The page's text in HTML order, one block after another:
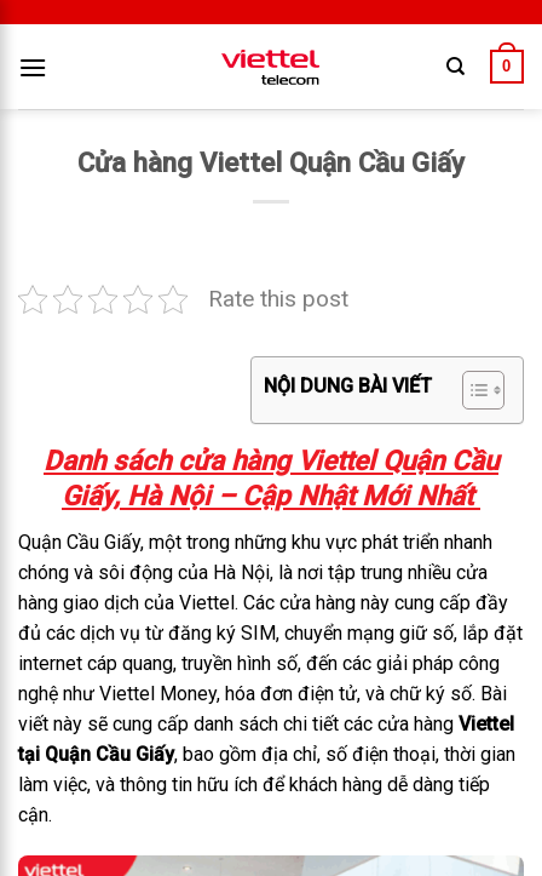
0
Cửa hàng Viettel Quận Cầu Giấy
Rate this post
NỘI DUNG BÀI VIẾT
Danh sách cửa hàng Viettel Quận Cầu
Giấy, Hà Nội – Cập Nhật Mới Nhất
Quận Cầu Giấy, một trong những khu vực phát triển nhanh
chóng và sôi động của Hà Nội, là nơi tập trung nhiều cửa
hàng giao dịch của Viettel. Các cửa hàng này cung cấp đầy
đủ các dịch vụ từ đăng ký SIM, chuyển mạng giữ số, lắp đặt
internet cáp quang, truyền hình số, đến các giải pháp công
nghệ như Viettel Money, hóa đơn điện tử, và chữ ký số. Bài
viết này sẽ cung cấp danh sách chi tiết các cửa hàng Viettel
tại Quận Cầu Giấy, bao gồm địa chỉ, số điện thoại, thời gian
làm việc, và thông tin hữu ích để khách hàng dễ dàng tiếp
cận.